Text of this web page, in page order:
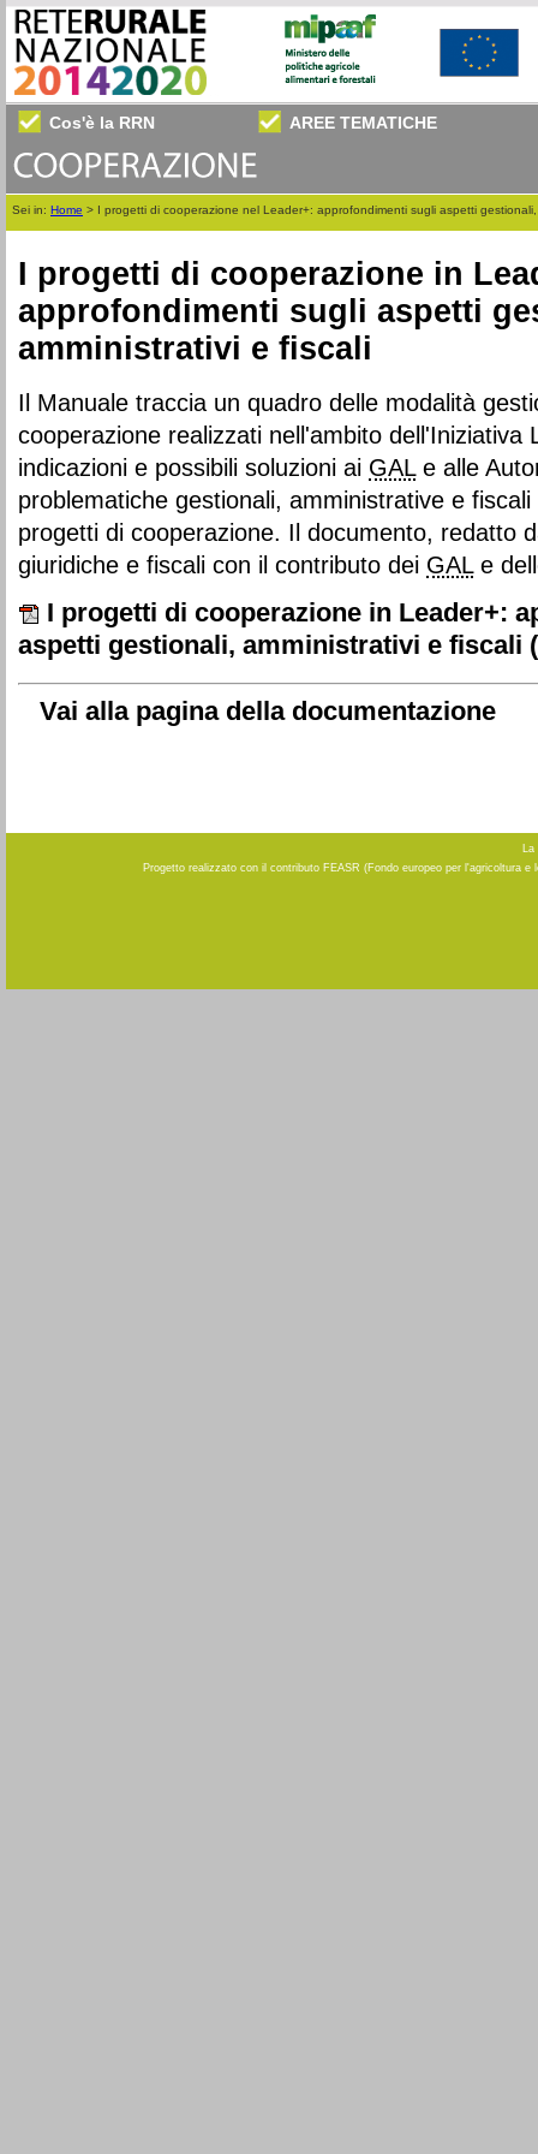
Cos'è la RRN AREE TEMATICHE
Sei in: Home > I progetti di cooperazione nel Leader+: approfondimenti sugli aspetti gestionali,
I progetti di cooperazione in
approfondimenti sugli aspetti
amministrativi e fiscali
Il Manuale traccia un quadro delle modalità
cooperazione realizzati nell'ambito dell'Iniziativa
indicazioni e possibili soluzioni ai GALe alle
problematiche gestionali, amministrative e
progetti di cooperazione. Il documento, redatto
giuridiche e fiscali con il contributo dei GALe
I progetti di cooperazione in Leader+:
aspetti gestionali, amministrativi e fiscali
Vai alla pagina della documentazione
La
Progetto realizzato con il contributo FEASR (Fondo europeo per l'agricoltura